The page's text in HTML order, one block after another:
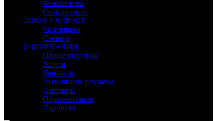
Фотоотчеты
Спецпроекты
ЛИКБЕЗ ДЛЯ К/Т
Материалы
Словарь
О КОМПАНИИ
Общие сведения
Услуги
Контакты
Размещение рекламы
Партнеры
Обратная связь
Подписка